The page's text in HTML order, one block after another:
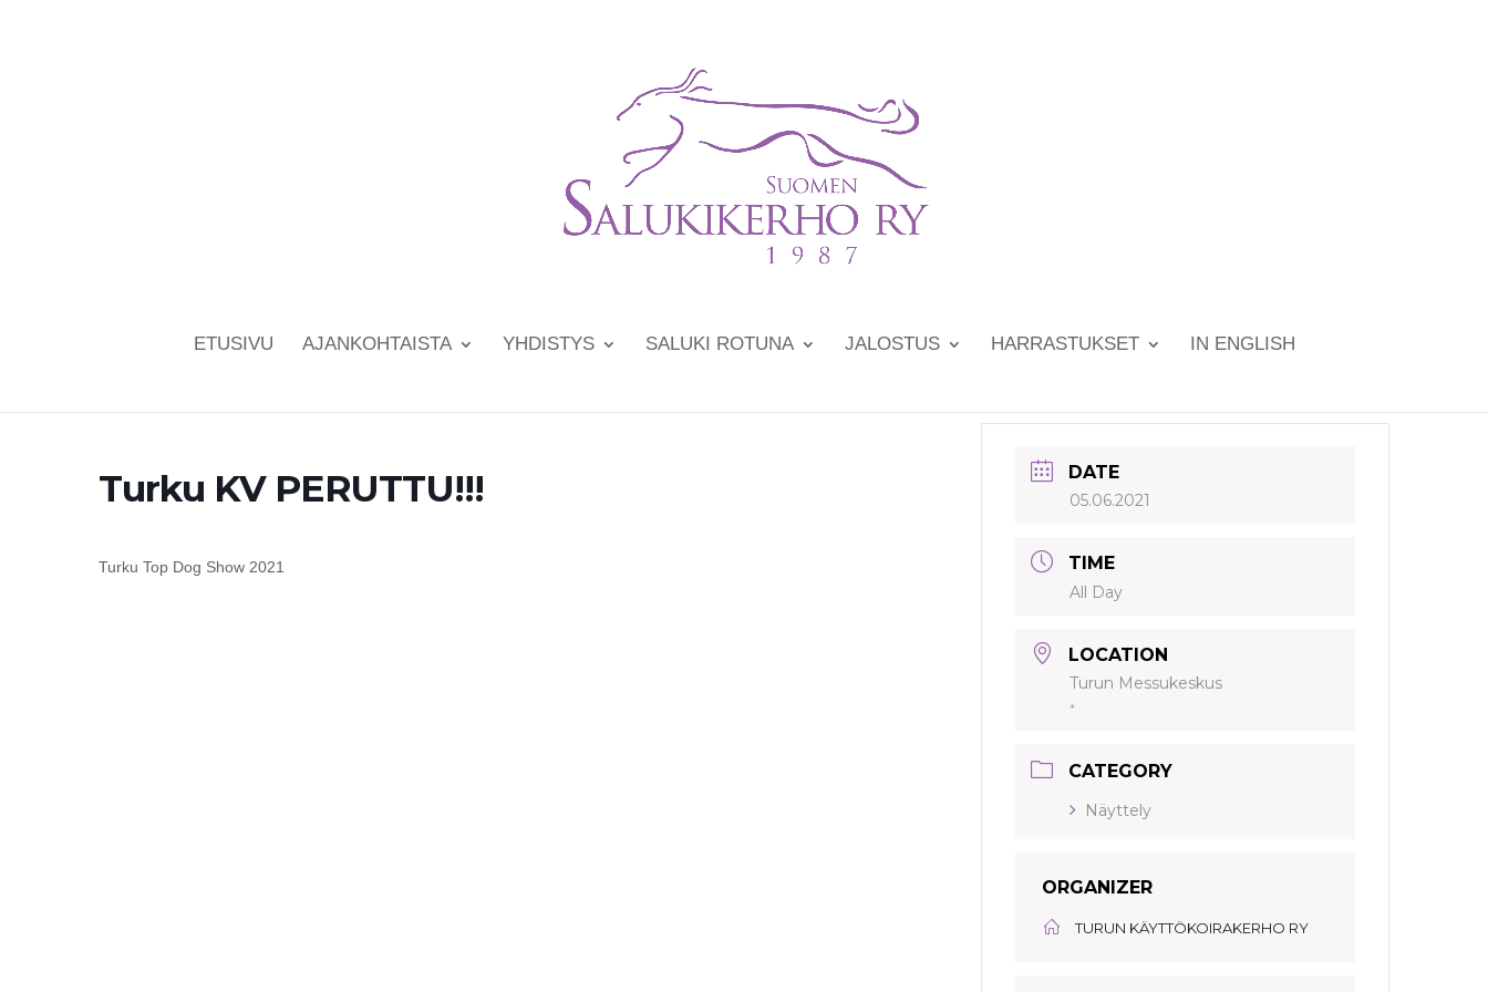
ETUSIVU AJANKOHTAISTA YHDISTYS SALUKI ROTUNA JALOSTUS HARRASTUKSET IN ENGLISH
Turku KV PERUTTU!!!
Turku Top Dog Show 2021
DATE
05.06.2021
TIME
All Day
LOCATION
Turun Messukeskus
*
CATEGORY
Näyttely
ORGANIZER
TURUN KÄYTTÖKOIRAKERHO RY